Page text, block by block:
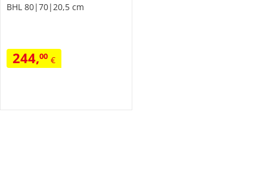
BHL 80|70|20,5 cm
244,00 €